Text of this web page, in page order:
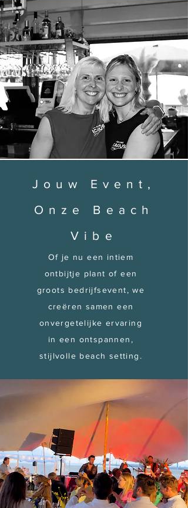
Jouw Event,
Onze Beach
Vibe
Of je nu een intiem
ontbijtje plant of een
groots bedrijfsevent, we
creëren samen een
onvergetelijke ervaring
in een ontspannen,
stijlvolle beach setting.